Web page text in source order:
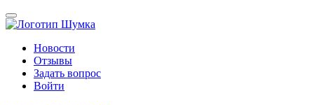
Новости
Отзывы
Задать вопрос
Войти